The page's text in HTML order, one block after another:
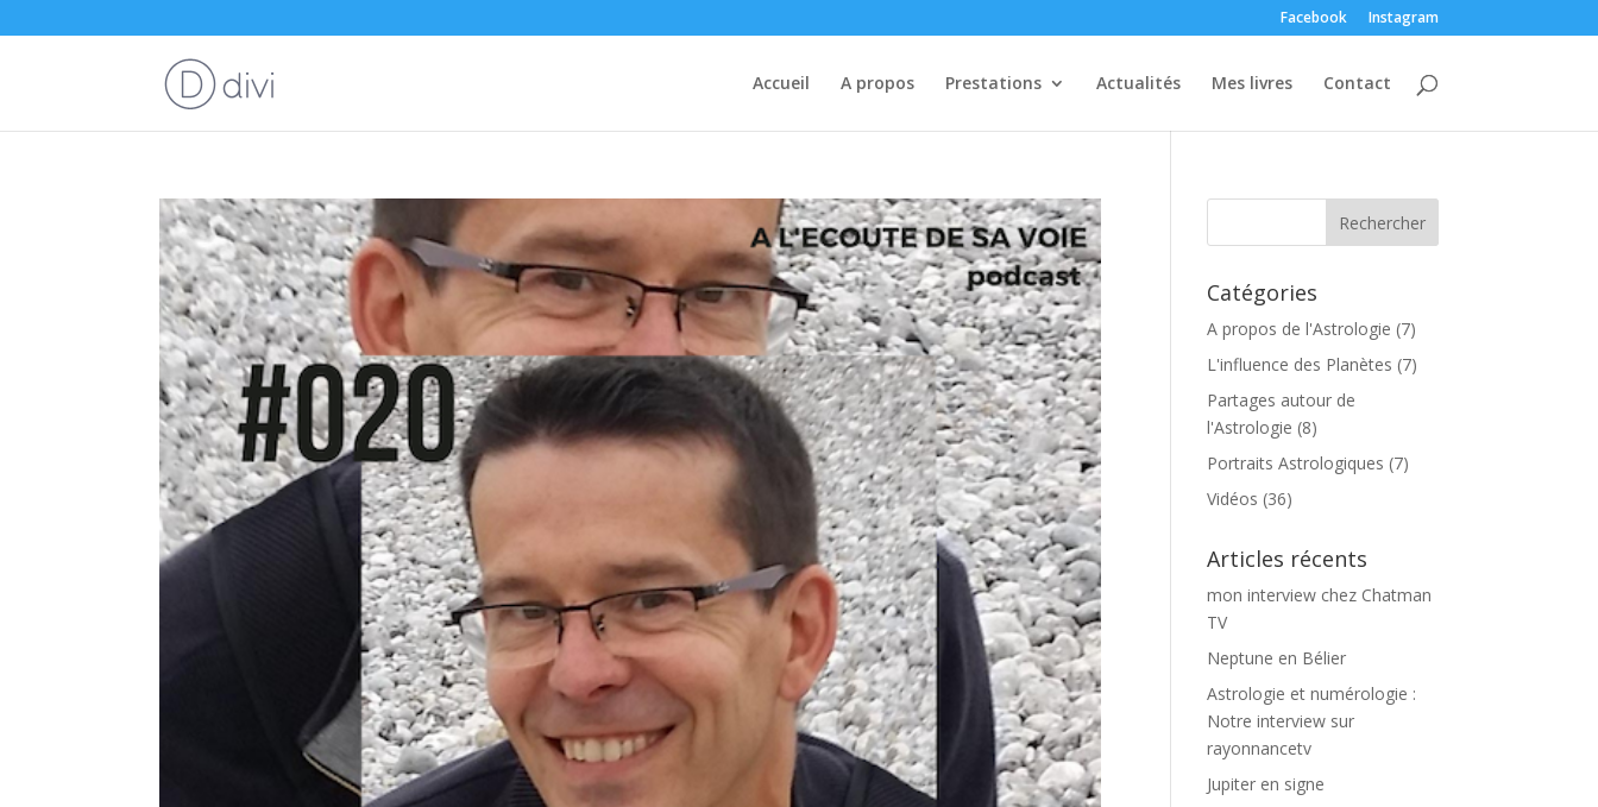
Facebook Instagram
Accueil A propos Prestations Actualités Mes livres Contact
Catégories
A propos de l'Astrologie (7)
L'influence des Planètes (7)
Partages autour de
l'Astrologie (8)
Portraits Astrologiques (7)
Vidéos (36)
Articles récents
mon interview chez Chatman
TV
Neptune en Bélier
Astrologie et numérologie :
Notre interview sur
rayonnancetv
Jupiter en signe